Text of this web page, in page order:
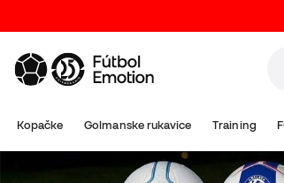
Kopačke Golmanske rukavice Training